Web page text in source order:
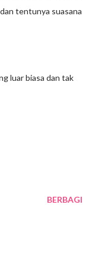
tentunya suasana
luar biasa dan tak
BERBAGI